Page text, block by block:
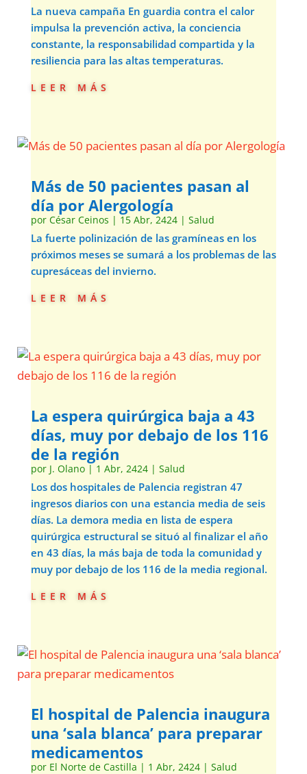
La nueva campaña En guardia contra el calor
impulsa la prevención activa, la conciencia
constante, la responsabilidad compartida y la
resiliencia para las altas temperaturas.
leer más
Más de 50 pacientes pasan al
día por Alergología
por César Ceinos | 15 Abr, 2424| Salud
La fuerte polinización de las gramíneas en los
próximos meses se sumará a los problemas de las
cupresáceas del invierno.
leer más
La espera quirúrgica baja a 43
días, muy por debajo de los 116
de la región
por J. Olano| 1 Abr, 2424| Salud
Los dos hospitales de Palencia registran 47
ingresos diarios con una estancia media de seis
días. La demora media en lista de espera
quirúrgica estructural se situó al finalizar el año
en 43 días, la más baja de toda la comunidad y
muy por debajo de los 116 de la media regional.
leer más
El hospital de Palencia inaugura
una ‘sala blanca’ para preparar
medicamentos
por El Norte de Castilla | 1 Abr, 2424| Salud